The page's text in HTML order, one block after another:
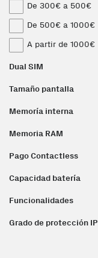
De 300€ a 500€
De 500€ a 1000€
A partir de 1000€
Dual SIM
Tamaño pantalla
Memoría interna
Memoria RAM
Pago Contactless
Capacidad batería
Funcionalidades
Grado de protección IP